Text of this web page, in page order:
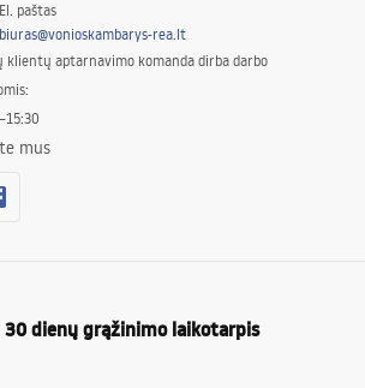
El. paštas
biuras@vonioskambarys-rea.lt
klientų aptarnavimo komanda dirba darbo
mus
30 dienų grąžinimo laikotarpis